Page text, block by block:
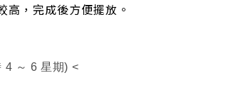
高，完成後方便擺放。
4 ～ 6 星期) <